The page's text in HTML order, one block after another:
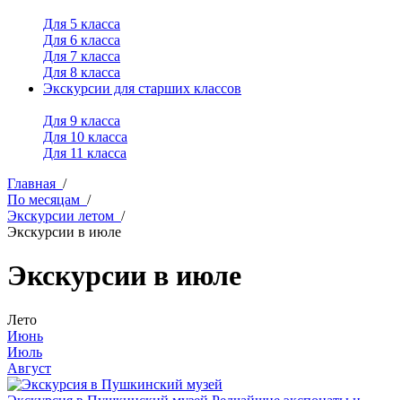
Для 5 класса
Для 6 класса
Для 7 класса
Для 8 класса
Экскурсии для старших классов
Для 9 класса
Для 10 класса
Для 11 класса
Главная /
По месяцам /
Экскурсии летом /
Экскурсии в июле
Экскурсии в июле
Лето
Июнь
Июль
Август